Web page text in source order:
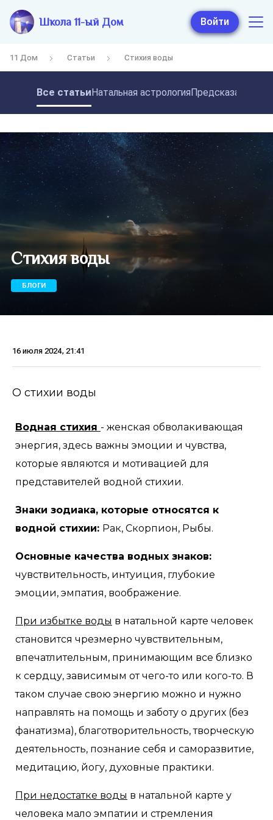
Школа 11-ый Дом Войти
11 Дом Статьи Стихия воды
Все статьиНатальная астрология
Стихия воды
БЛОГИ
16 июля 2024, 21:41
О стихии воды
Водная стихия - женская обволакивающая
энергия, здесь важны эмоции и чувства,
которые являются и мотивацией для
представителей водной стихии.
Знаки зодиака, которые относятся к
водной стихии: Рак, Скорпион, Рыбы.
Основные качества водных знаков:
чувствительность, интуиция, глубокие
эмоции, эмпатия, воображение.
При избытке воды в натальной карте человек
становится чрезмерно чувствительным,
впечатлительным, принимающим все близко
к сердцу, зависимым от чего-то или кого-то. В
таком случае свою энергию можно и нужно
направлять на помощь и заботу о других (без
фанатизма), благотворительность, творческую
деятельность, познание себя и саморазвитие,
медитацию, йогу, духовные практики.
При недостатке воды в натальной карте у
человека мало эмпатии и стремления